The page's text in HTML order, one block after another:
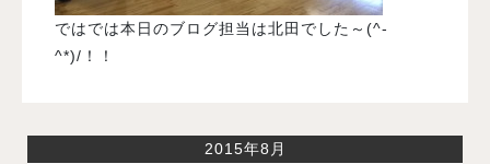
ではでは本日のブログ担当は北田でした～(^-
^*)/！！
2015年8月